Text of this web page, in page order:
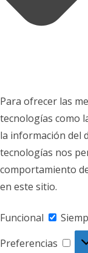
Para ofrecer las
tecnologías como
la información del
tecnologías nos
comportamiento
en este sitio.
Funcional
Preferencias